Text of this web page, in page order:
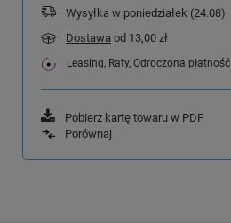
Wysyłka w poniedziałek (24.08)
Dostawa od 13,00 zł
Leasing, Raty, Odroczona płatność
Pobierz kartę towaru w PDF
Porównaj